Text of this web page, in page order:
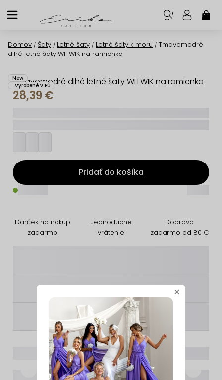
na
Domov / Šaty / Letné šaty / Letné šaty k moru / Tmavomodré
dlhé letné šaty WITWIK na ramienka
Tmavomodré dlhé letné šaty WITWIK na ramienka
New
Vyrobené v EÚ
28,39 €
Pridať do košíka
Darček na nákup
zadarmo
Jednoduché
vrátenie
Doprava
zadarmo od 80 €
________ ×